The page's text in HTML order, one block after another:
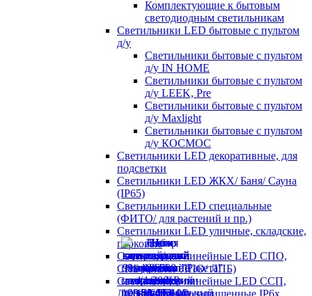
Комплектующие к бытовым
светодиодным светильникам
Светильники LED бытовые с пультом
д/у
Светильники бытовые с пультом
д/у IN HOME
Светильники бытовые с пультом
д/у LEEK, Pre
Светильники бытовые с пультом
д/у Maxlight
Светильники бытовые с пультом
д/у КОСМОС
Светильники LED декоративные, для
подсветки
Светильники LED ЖКХ/ Баня/ Сауна
(IP65)
Светильники LED специальные
(ФИТО/ для растений и пр.)
Светильники LED уличные, складские,
парковые
Светильники линейные LED СПО,
СПБ (аналог ЛПО/ ЛПБ)
Светильники линейные LED ССП,